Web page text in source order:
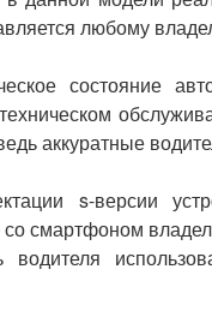
любому
состояние
аккуратные
s-версии
смартфоном
водителя